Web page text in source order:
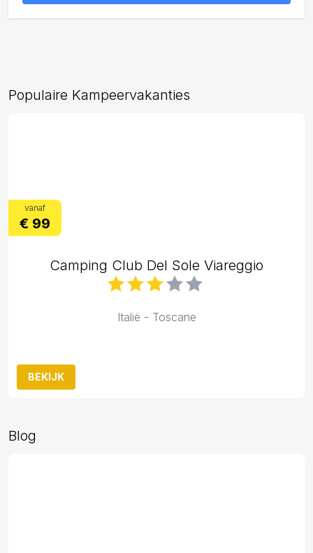
Populaire Kampeervakanties
vanaf
€ 99
Camping Club Del Sole Viareggio
Italië - Toscane
BEKIJK
Blog